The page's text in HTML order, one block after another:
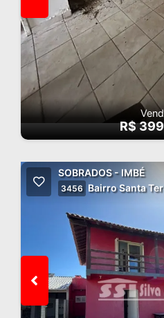
R$
SOBRADOS - IMBÉ
3456 Bairro Santa